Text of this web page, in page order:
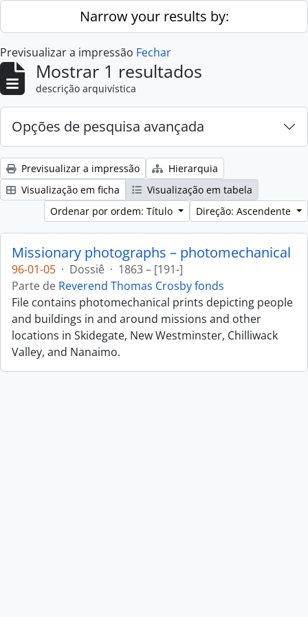
Skip to main contentNarrow your results by:
Previsualizar a impressão Fechar
Mostrar 1 resultados
descrição arquivística
Opções de pesquisa avançada
Previsualizar a impressão
Hierarquia
Visualização em ficha
Visualização em tabela
Ordenar por ordem: Título
Direção: Ascendente
Missionary photographs – photomechanical
96-01-05 · Dossiê · 1863 – [191-]
Parte de Reverend Thomas Crosby fonds
File contains photomechanical prints depicting people
and buildings in and around missions and other
locations in Skidegate, New Westminster, Chilliwack
Valley, and Nanaimo.